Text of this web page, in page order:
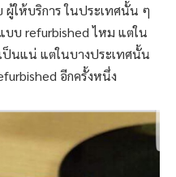
ให้บริการ ในประเทศนั้น ๆ
บบ refurbished ไหม แต่ใน
ป็นแน่ แต่ในบางประเทศนั้น
อีกครั้งหนึ่ง